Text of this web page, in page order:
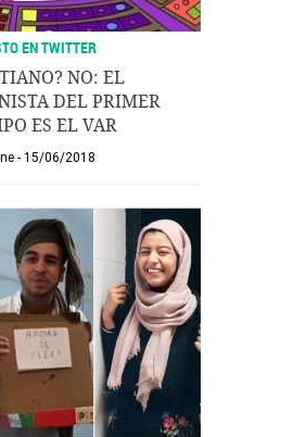
EN TWITTER
NO: EL
DEL PRIMER
ES EL VAR
15/06/2018